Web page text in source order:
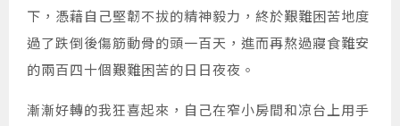
下，憑藉自己堅韌不拔的精神毅力，終於艱難困苦地度
過了跌倒後傷筋動骨的頭一百天，進而再熬過寢食難安
的兩百四十個艱難困苦的日日夜夜。
漸漸好轉的我狂喜起來，自己在窄小房間和凉台上用手